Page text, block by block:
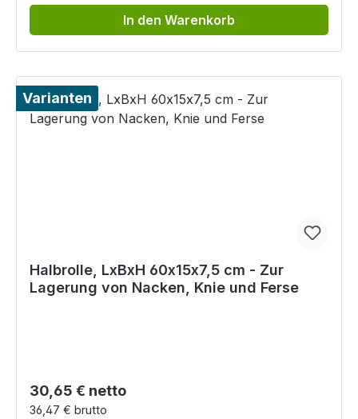
In den Warenkorb
Varianten
Halbrolle, LxBxH 60x15x7,5 cm - Zur
Lagerung von Nacken, Knie und Ferse
Regulärer Preis:
30,65 € netto
36,47 € brutto